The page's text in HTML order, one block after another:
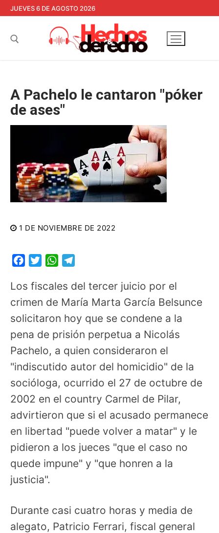
contenido
JUEVES 6 DE AGOSTO 2026
A Pachelo le cantaron "póker
de ases"
1 DE NOVIEMBRE DE 2022
FacebookTwitterWhatsApp
Los fiscales del tercer juicio por el
crimen de María Marta García Belsunce
solicitaron hoy que se condene a la
pena de prisión perpetua a Nicolás
Pachelo, a quien consideraron el
"indiscutido autor del homicidio" de la
socióloga, ocurrido el 27 de octubre de
2002 en el country Carmel de Pilar,
advirtieron que si el acusado permanece
en libertad "puede volver a matar" y le
pidieron a los jueces "que el caso no
quede impune" y "que honren a la
justicia".
Durante casi cuatro horas y media de
alegato, Patricio Ferrari, fiscal general